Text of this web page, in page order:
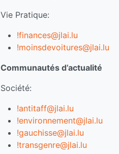
Vie Pratique:
!finances@jlai.lu
!moinsdevoitures@jlai.lu
Communautés d’actualité
Société:
!antitaff@jlai.lu
!environnement@jlai.lu
!gauchisse@jlai.lu
!transgenre@jlai.lu